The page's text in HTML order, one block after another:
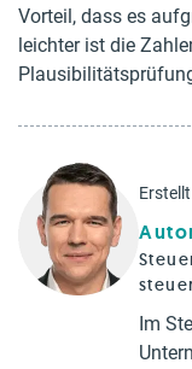
Vorteil, dass es
leichter ist die
Im